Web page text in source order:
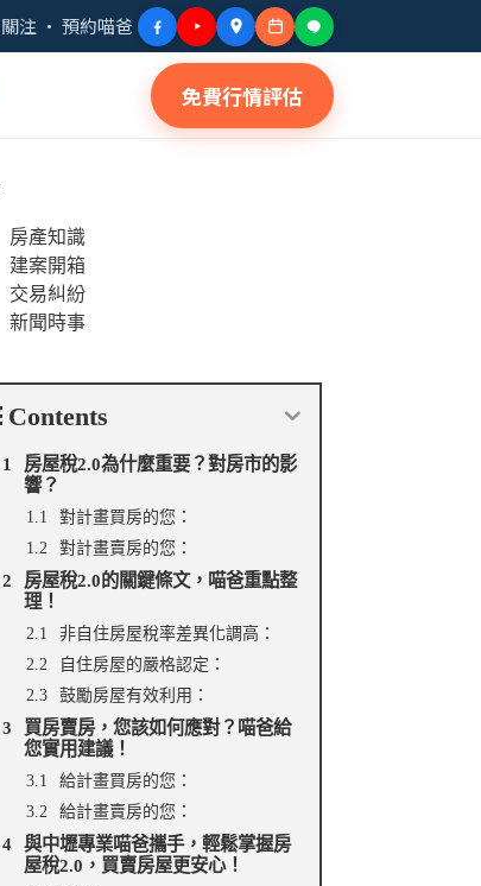
關注 · 預約喵爸
免費行情評估
房產知識
建案開箱
交易糾紛
新聞時事
Contents
房屋稅2.0為什麼重要？對房市的影
響？
對計畫買房的您：
對計畫賣房的您：
房屋稅2.0的關鍵條文，喵爸重點整
理！
非自住房屋稅率差異化調高：
自住房屋的嚴格認定：
鼓勵房屋有效利用：
買房賣房，您該如何應對？喵爸給
您實用建議！
給計畫買房的您：
給計畫賣房的您：
與中壢專業喵爸攜手，輕鬆掌握房
屋稅2.0，買賣房屋更安心！